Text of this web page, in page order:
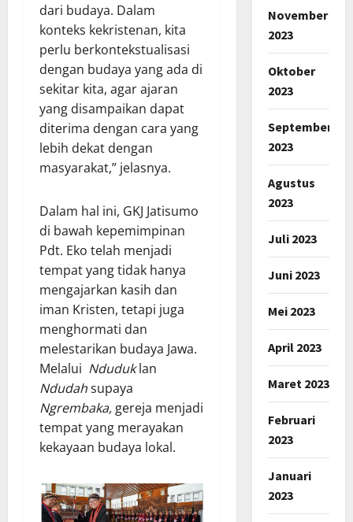
dari budaya. Dalam
konteks kekristenan, kita
perlu berkontekstualisasi
dengan budaya yang ada di
sekitar kita, agar ajaran
yang disampaikan dapat
diterima dengan cara yang
lebih dekat dengan
masyarakat,” jelasnya.
Dalam hal ini, GKJ Jatisumo
di bawah kepemimpinan
Pdt. Eko telah menjadi
tempat yang tidak hanya
mengajarkan kasih dan
iman Kristen, tetapi juga
menghormati dan
melestarikan budaya Jawa.
Melalui Nduduklan
Ndudahsupaya
Ngrembaka, gereja menjadi
tempat yang merayakan
kekayaan budaya lokal.
November
2023
Oktober
2023
September
2023
Agustus
2023
Juli 2023
Juni 2023
Mei 2023
April 2023
Maret 2023
Februari
2023
Januari
2023